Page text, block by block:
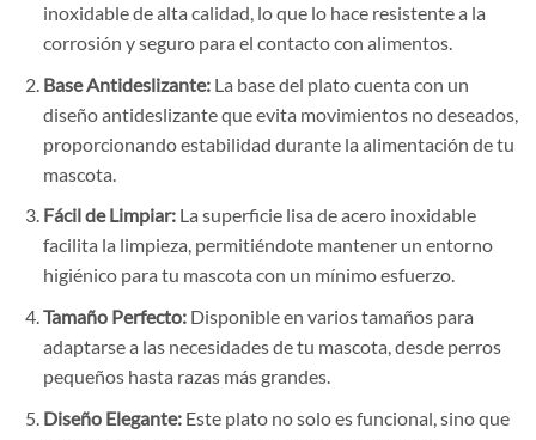
inoxidable de alta calidad, lo que lo hace resistente a la
corrosión y seguro para el contacto con alimentos.
Base Antideslizante:La base del plato cuenta con un
diseño antideslizante que evita movimientos no deseados,
proporcionando estabilidad durante la alimentación de tu
mascota.
Fácil de Limpiar:La superficie lisa de acero inoxidable
facilita la limpieza, permitiéndote mantener un entorno
higiénico para tu mascota con un mínimo esfuerzo.
Tamaño Perfecto:Disponible en varios tamaños para
adaptarse a las necesidades de tu mascota, desde perros
pequeños hasta razas más grandes.
Diseño Elegante:Este plato no solo es funcional, sino que